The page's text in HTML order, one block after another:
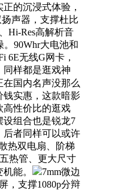
的沉浸式体验，
声器，支撑杜比
Hi-Res高解析音
90Whr大电池和
6E无线G网卡，
同样都是逛戏神
在国内名声没那么
钱实惠，这款暗影
高性价比的逛戏
设组合也是锐龙7
后者同样可以或许
热双电扇、阶梯
热管、更大尺寸
能。
7mm微边
，支撑1080p分辩